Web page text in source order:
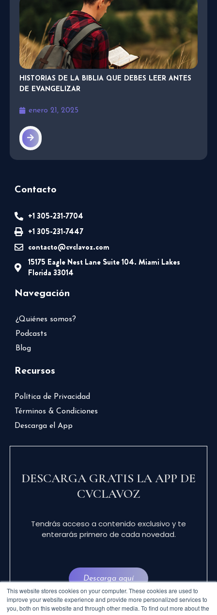
This website stores cookies on your computer. These cookies are used to
improve your website experience and provide more personalized services to
you, both on this website and through other media. To find out more about the
HISTORIAS DE LA BIBLIA QUE DEBES LEER ANTES
DE EVANGELIZAR
enero 21, 2025
Contacto
+1 305-231-7704
+1 305-231-7447
contacto@cvclavoz.com
15175 Eagle Nest Lane Suite 104. Miami Lakes
Florida 33014
Navegación
¿Quiénes somos?
Podcasts
Blog
Recursos
Política de Privacidad
Términos & Condiciones
Descarga el App
DESCARGA GRATIS LA APP DE
CVCLAVOZ
Tendrás acceso a contenido exclusivo y te
enterarás primero de cada novedad.
Descarga aquí